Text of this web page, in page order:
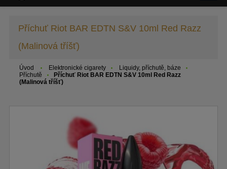
Příchuť Riot BAR EDTN S&V 10ml Red Razz
(Malinová tříšť)
Úvod Elektronické cigarety
Liquidy, příchutě, báze
Příchutě
Příchuť Riot BAR EDTN S&V 10ml Red Razz
(Malinová tříšť)